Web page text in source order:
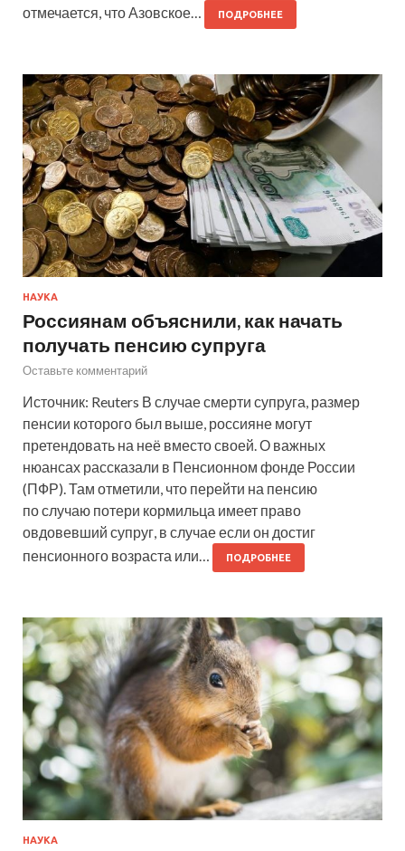
отмечается, что Азовское…
ПОДРОБНЕЕ
НАУКА
Россиянам объяснили, как начать
получать пенсию супруга
Оставьте комментарий
Источник: Reuters В случае смерти супруга, размер
пенсии которого был выше, россияне могут
претендовать на неё вместо своей. О важных
нюансах рассказали в Пенсионном фонде России
(ПФР). Там отметили, что перейти на пенсию
по случаю потери кормильца имеет право
овдовевший супруг, в случае если он достиг
пенсионного возраста или…
ПОДРОБНЕЕ
НАУКА